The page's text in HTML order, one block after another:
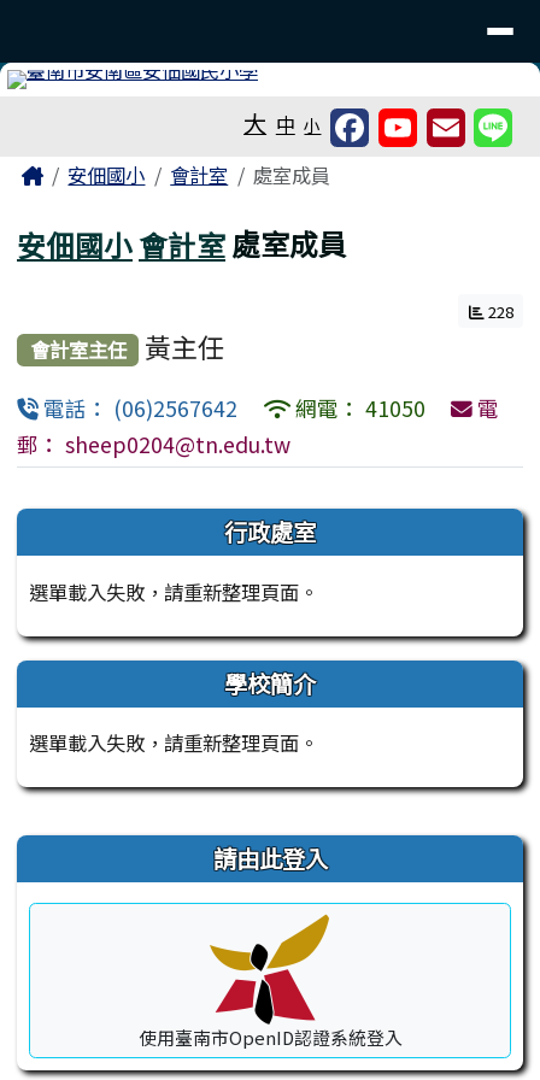
大 中 小
主內容區域
Home安佃國小 會計室 處室成員
安佃國小會計室處室成員
228
會計室主任 黃主任
電話： (06)2567642 網電： 41050
電
郵： sheep0204@tn.edu.tw
左邊區域內容 行政處室
選單載入失敗，請重新整理頁面。
學校簡介
選單載入失敗，請重新整理頁面。
右邊區域內容 請由此登入
使用臺南市OpenID認證系統登入
頁尾區域